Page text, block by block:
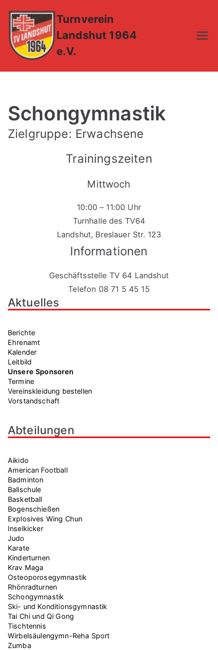
Inhalt
springen
Turnverein
Landshut 1964
e.V.
Schongymnastik
Zielgruppe: Erwachsene
Trainingszeiten
Mittwoch
10:00 – 11:00 Uhr
Turnhalle des TV64
Landshut, Breslauer Str. 123
Informationen
Geschäftsstelle TV 64 Landshut
Telefon 08 71 5 45 15
Aktuelles
Berichte
Ehrenamt
Kalender
Leitbild
Unsere Sponsoren
Termine
Vereinskleidung bestellen
Vorstandschaft
Abteilungen
Aikido
American Football
Badminton
Ballschule
Basketball
Bogenschießen
Explosives Wing Chun
Inselkicker
Judo
Karate
Kinderturnen
Krav Maga
Osteoporosegymnastik
Rhönradturnen
Schongymnastik
Ski- und Konditionsgymnastik
Tai Chi und Qi Gong
Tischtennis
Wirbelsäulengymn-Reha Sport
Zumba